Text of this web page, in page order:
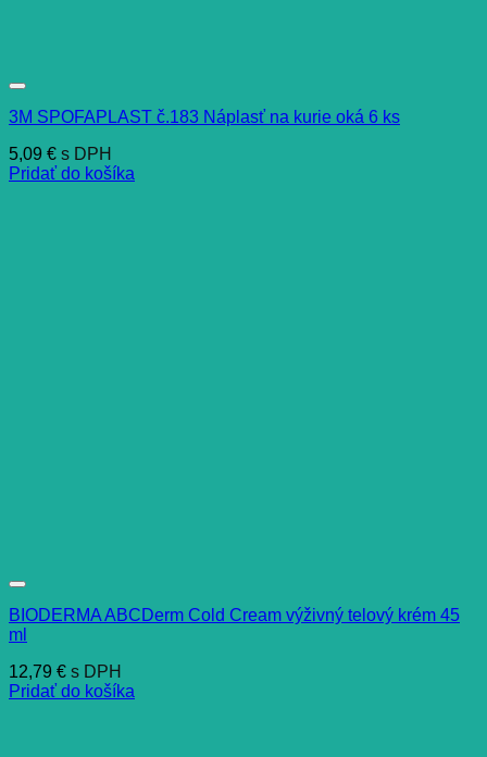
3M SPOFAPLAST č.183 Náplasť na kurie oká 6 ks
5,09 € s DPH
Pridať do košíka
BIODERMA ABCDerm Cold Cream výživný telový krém 45
ml
12,79 € s DPH
Pridať do košíka